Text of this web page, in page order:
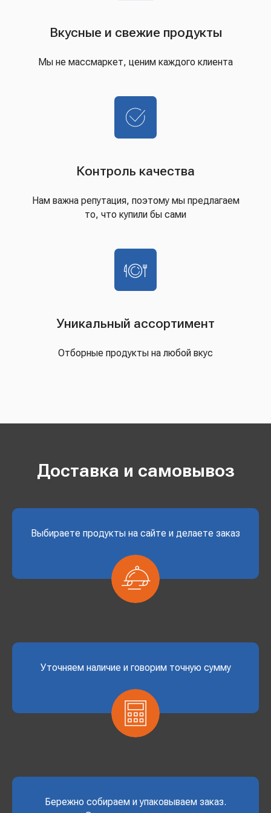
Вкусные и свежие продукты
Мы не массмаркет, ценим каждого клиента
Контроль качества
Нам важна репутация, поэтому мы предлагаем
то, что купили бы сами
Уникальный ассортимент
Отборные продукты на любой вкус
Доставка и самовывоз
Выбираете продукты на сайте и делаете заказ
Уточняем наличие и говорим точную сумму
Бережно собираем и упаковываем заказ.